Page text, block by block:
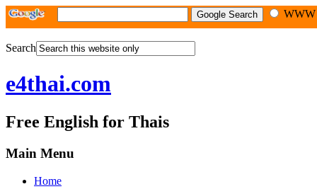
WWW
Search
e4thai.com
Free English for Thais
Main Menu
Home